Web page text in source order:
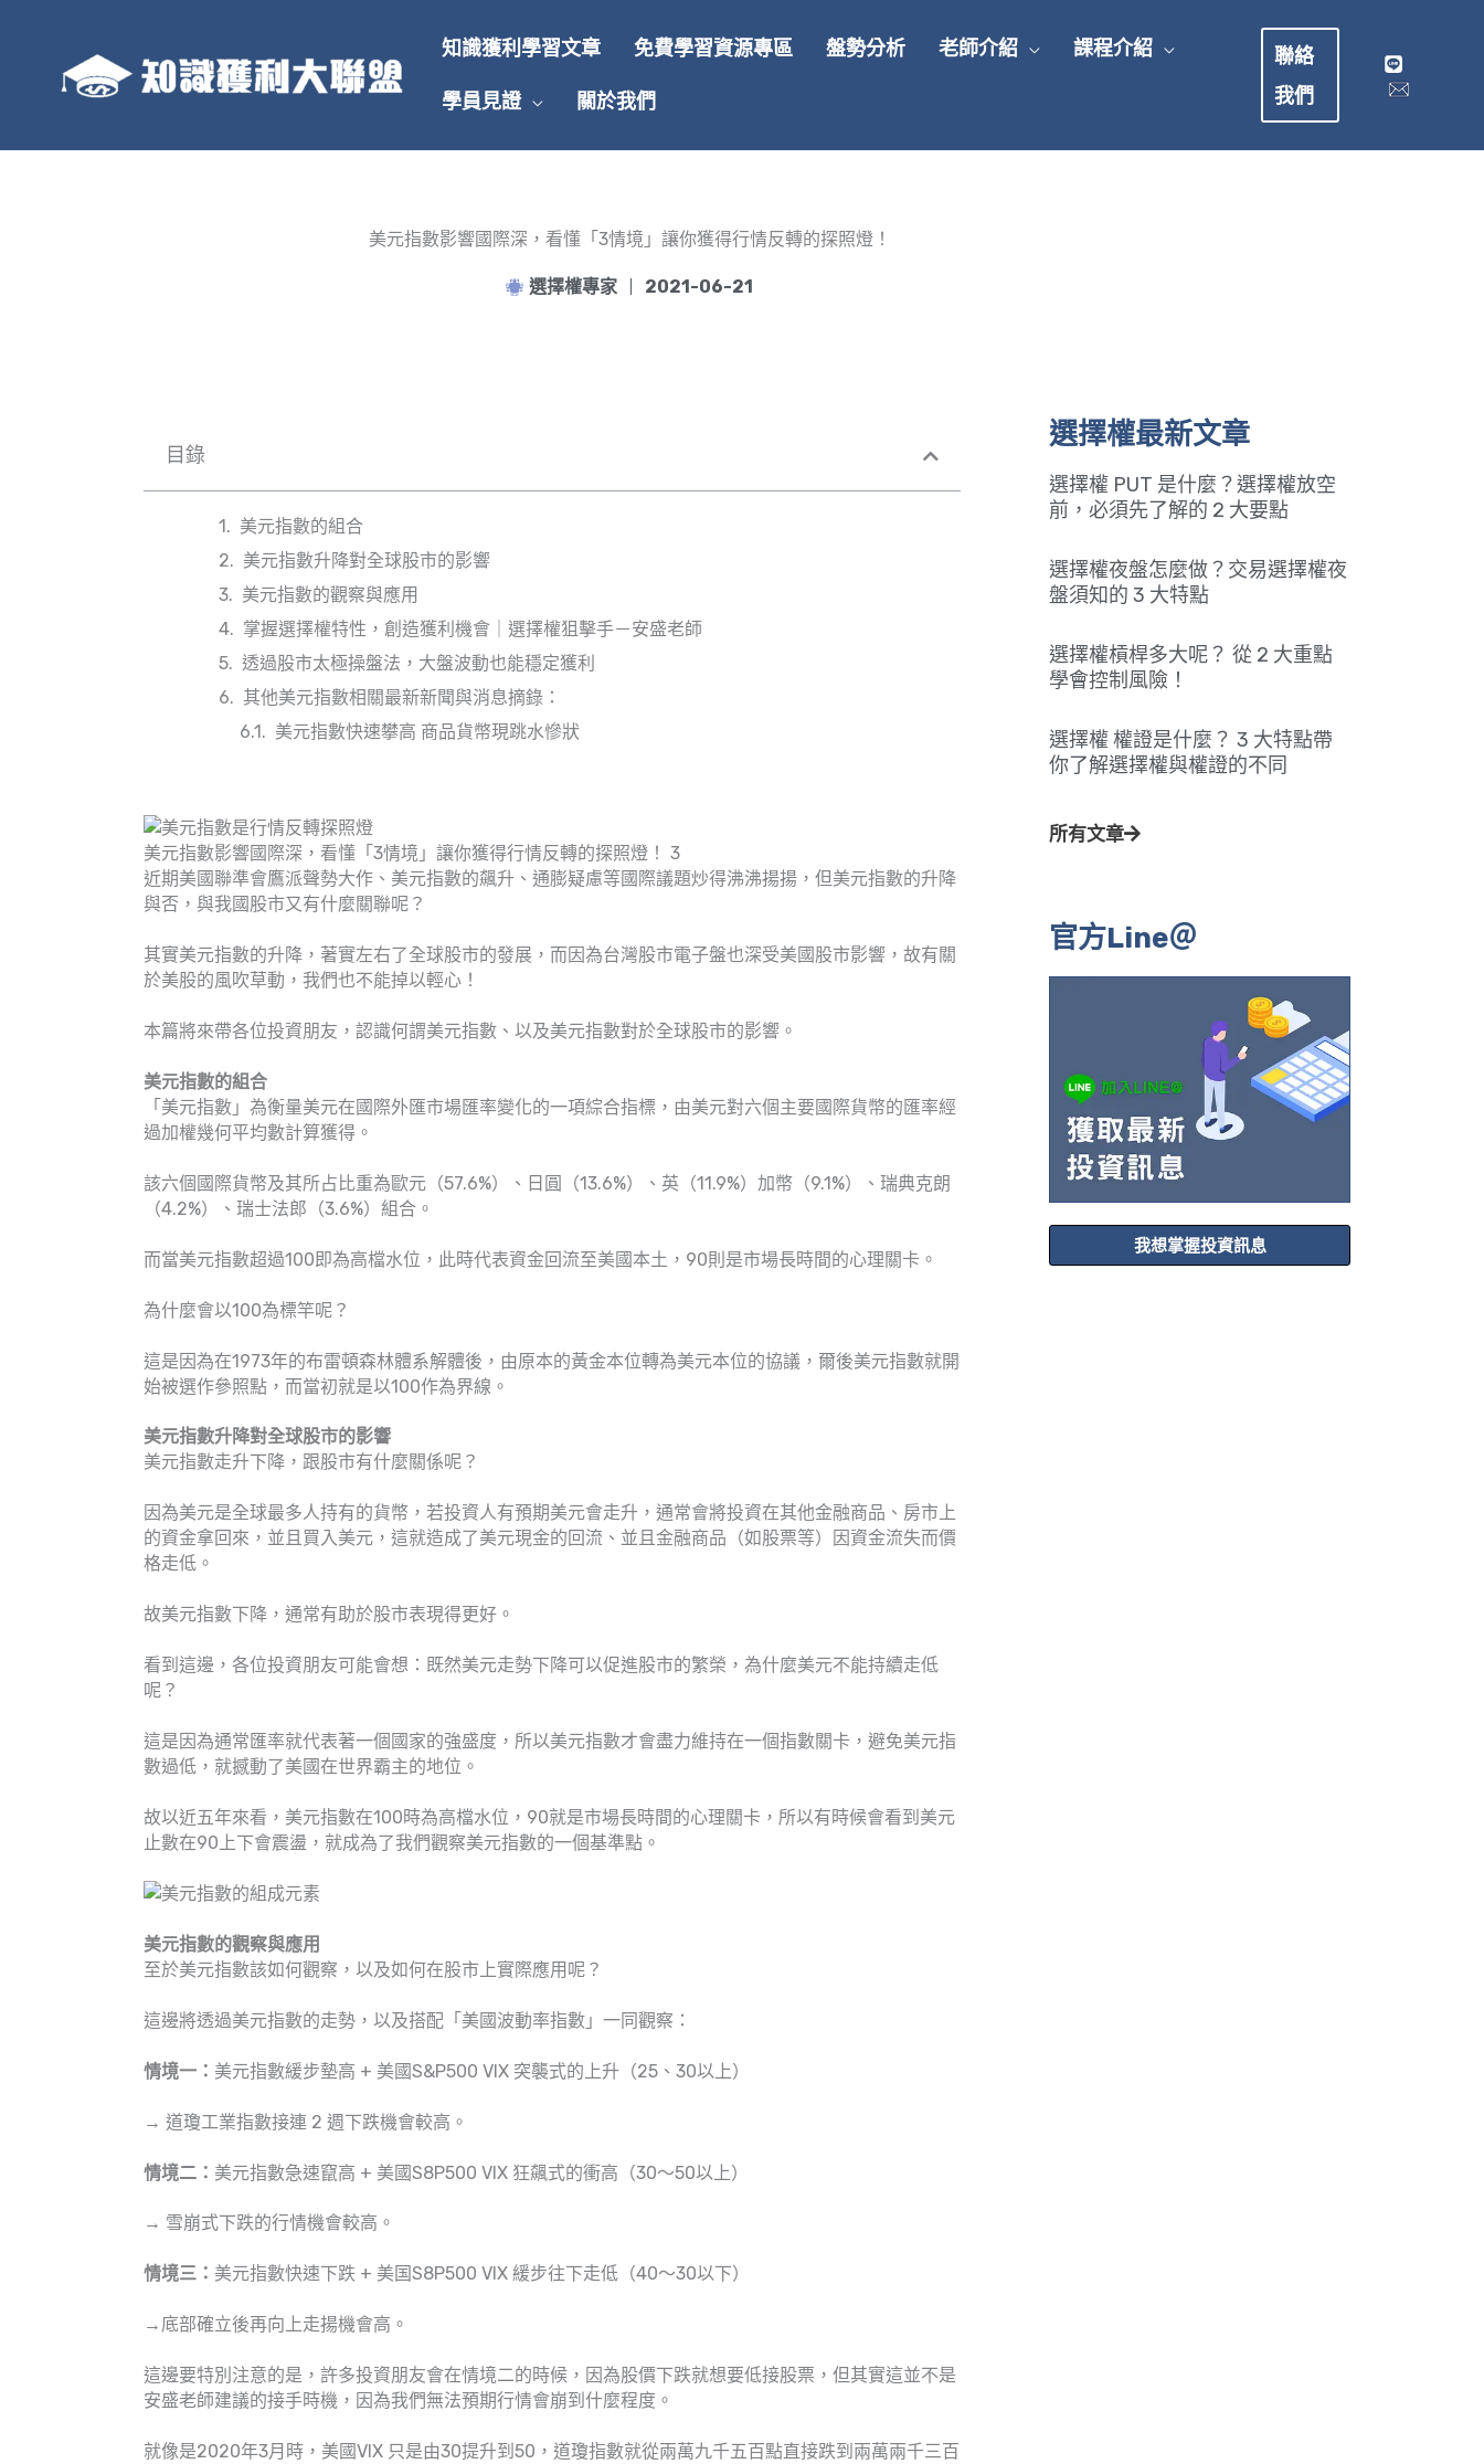
知識獲利學習文章 免費學習資源專區 盤勢分析 老師介紹 課程介紹
學員見證 關於我們
聯絡
我們
美元指數影響國際深，看懂「3情境」讓你獲得行情反轉的探照燈！
選擇權專家 2021-06-21
目錄
美元指數的組合
美元指數升降對全球股市的影響
美元指數的觀察與應用
掌握選擇權特性，創造獲利機會｜選擇權狙擊手－安盛老師
透過股市太極操盤法，大盤波動也能穩定獲利
其他美元指數相關最新新聞與消息摘錄：
美元指數快速攀高 商品貨幣現跳水慘狀
美元指數影響國際深，看懂「3情境」讓你獲得行情反轉的探照燈！ 3
近期美國聯準會鷹派聲勢大作、美元指數的飆升、通膨疑慮等國際議題炒得沸沸揚揚，但美元指數的升降
與否，與我國股市又有什麼關聯呢？
其實美元指數的升降，著實左右了全球股市的發展，而因為台灣股市電子盤也深受美國股市影響，故有關
於美股的風吹草動，我們也不能掉以輕心！
本篇將來帶各位投資朋友，認識何謂美元指數、以及美元指數對於全球股市的影響。
美元指數的組合
「美元指數」為衡量美元在國際外匯市場匯率變化的一項綜合指標，由美元對六個主要國際貨幣的匯率經
過加權幾何平均數計算獲得。
該六個國際貨幣及其所占比重為歐元（57.6%）、日圓（13.6%）、英（11.9%）加幣（9.1%）、瑞典克朗
（4.2%）、瑞士法郎（3.6%）組合。
而當美元指數超過100即為高檔水位，此時代表資金回流至美國本土，90則是市場長時間的心理關卡。
為什麼會以100為標竿呢？
這是因為在1973年的布雷頓森林體系解體後，由原本的黃金本位轉為美元本位的協議，爾後美元指數就開
始被選作參照點，而當初就是以100作為界線。
美元指數升降對全球股市的影響
美元指數走升下降，跟股市有什麼關係呢？
因為美元是全球最多人持有的貨幣，若投資人有預期美元會走升，通常會將投資在其他金融商品、房市上
的資金拿回來，並且買入美元，這就造成了美元現金的回流、並且金融商品（如股票等）因資金流失而價
格走低。
故美元指數下降，通常有助於股市表現得更好。
看到這邊，各位投資朋友可能會想：既然美元走勢下降可以促進股市的繁榮，為什麼美元不能持續走低
呢？
這是因為通常匯率就代表著一個國家的強盛度，所以美元指數才會盡力維持在一個指數關卡，避免美元指
數過低，就撼動了美國在世界霸主的地位。
故以近五年來看，美元指數在100時為高檔水位，90就是市場長時間的心理關卡，所以有時候會看到美元
止數在90上下會震盪，就成為了我們觀察美元指數的一個基準點。
美元指數的觀察與應用
至於美元指數該如何觀察，以及如何在股市上實際應用呢？
這邊將透過美元指數的走勢，以及搭配「美國波動率指數」一同觀察：
情境一： 美元指數緩步墊高 + 美國S&P500 VIX 突襲式的上升（25、30以上）
→ 道瓊工業指數接連 2 週下跌機會較高。
情境二： 美元指數急速竄高 + 美國S8P500 VIX 狂飆式的衝高（30～50以上）
→ 雪崩式下跌的行情機會較高。
情境三： 美元指數快速下跌 + 美国S8P500 VIX 緩步往下走低（40～30以下）
→底部確立後再向上走揚機會高。
這邊要特別注意的是，許多投資朋友會在情境二的時候，因為股價下跌就想要低接股票，但其實這並不是
安盛老師建議的接手時機，因為我們無法預期行情會崩到什麼程度。
就像是2020年3月時，美國VIX 只是由30提升到50，道瓊指數就從兩萬九千五百點直接跌到兩萬兩千三百
選擇權最新文章
選擇權 PUT 是什麼？選擇權放空
前，必須先了解的 2 大要點
選擇權夜盤怎麼做？交易選擇權夜
盤須知的 3 大特點
選擇權槓桿多大呢？ 從 2 大重點
學會控制風險！
選擇權 權證是什麼？ 3 大特點帶
你了解選擇權與權證的不同
所有文章
官方Line＠
我想掌握投資訊息